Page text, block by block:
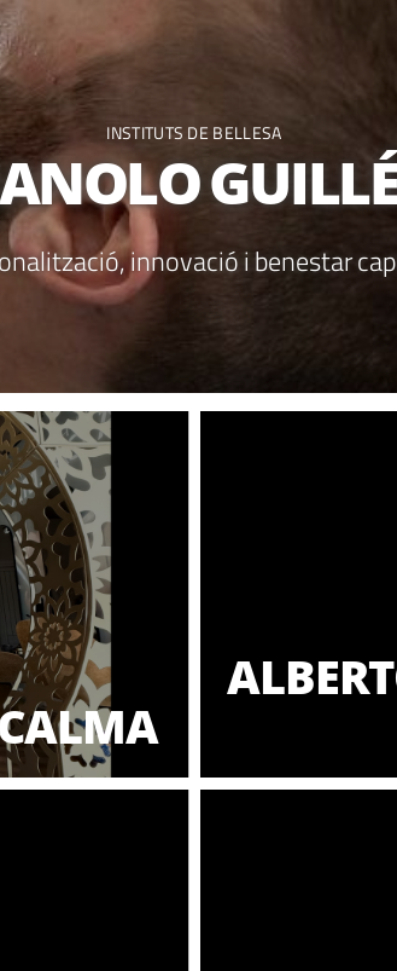
INSTITUTS DE BELLESA
innovació i benestar